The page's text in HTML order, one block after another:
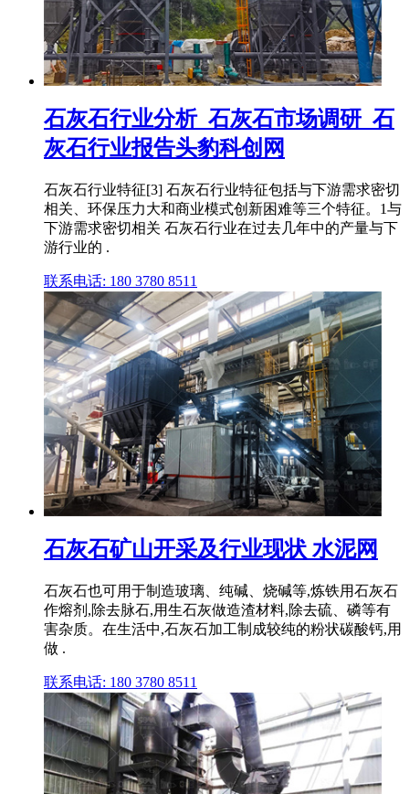
石灰石行业分析_石灰石市场调研_石
灰石行业报告头豹科创网
石灰石行业特征[3] 石灰石行业特征包括与下游需求密切
相关、环保压力大和商业模式创新困难等三个特征。1与
下游需求密切相关 石灰石行业在过去几年中的产量与下
游行业的 .
联系电话: 180 3780 8511
石灰石矿山开采及行业现状 水泥网
石灰石也可用于制造玻璃、纯碱、烧碱等,炼铁用石灰石
作熔剂,除去脉石,用生石灰做造渣材料,除去硫、磷等有
害杂质。在生活中,石灰石加工制成较纯的粉状碳酸钙,用
做 .
联系电话: 180 3780 8511